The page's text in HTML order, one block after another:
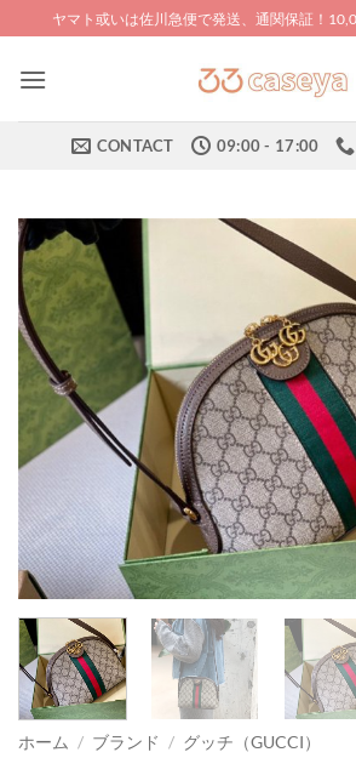
to
content
ヤマト或いは佐川急便で発送、通関保証！
CONTACT 09:00 - 17:00
ホーム / ブランド / グッチ（GUCCI）